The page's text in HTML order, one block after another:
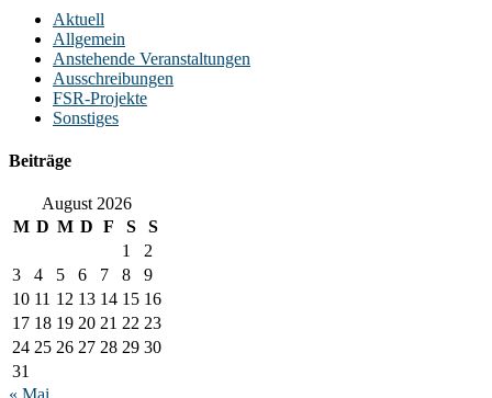
Aktuell
Allgemein
Anstehende Veranstaltungen
Ausschreibungen
FSR-Projekte
Sonstiges
Beiträge
August 2026
M D M D F S
S
1
2
3
4 5 6 7 8
9
10 11 12 13 14 15 16
17 18 19 20 21 22 23
24 25 26 27 28 29 30
31